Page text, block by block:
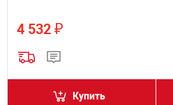
4 532 ₽
Купить